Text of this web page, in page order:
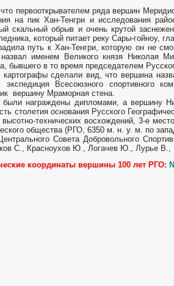
что первооткрывателем ряда вершин
на пик Хан-Тенгри и исследования
скальный обрыв и очень крутой
который питает реку Сары-гойноу,
путь к Хан-Тенгри, которую он не
именем Великого князя Николая
бывшего в то время председателем
картографы сделали вид, что вершина
экспедиция Всесоюзного спортивного
вершину Мраморная стена.
были награждены дипломами, а вершину
столетия основания Русского
высотно-технических восхождений, 3-е
общества (РГО, 6350 м. н. у. м. по
Совета Добровольного
С., Красноухов Ю., Логачев Ю., Лурье В.,
координаты вершины 100 лет РГО: